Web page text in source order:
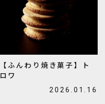
【ふんわり焼き菓子】ト
ロワ
2026.01.16